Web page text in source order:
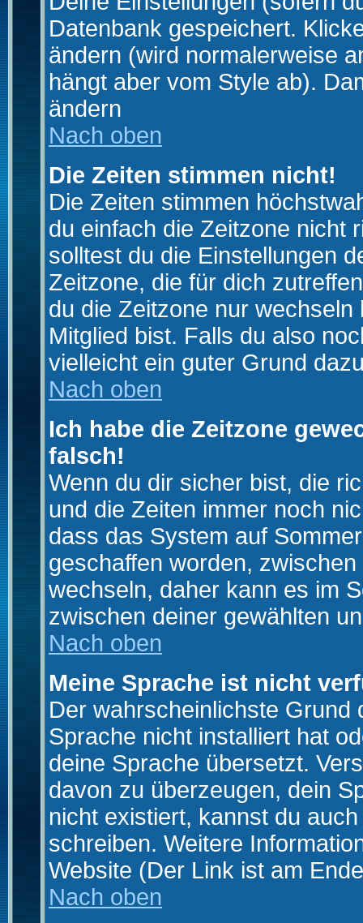
Datenbank gespeichert.
ändern (wird normalerweise
hängt aber vom Style ab).
ändern
Nach oben
Die Zeiten stimmen nicht!
Die Zeiten stimmen
du einfach die Zeitzone nicht
solltest du die Einstellungen
Zeitzone, die für dich
du die Zeitzone nur
Mitglied bist. Falls du also
vielleicht ein guter Grund
Nach oben
Ich habe die Zeitzone
falsch!
Wenn du dir sicher bist, die
und die Zeiten immer noch
dass das System auf
geschaffen worden,
wechseln, daher kann es im
zwischen deiner gewählten
Nach oben
Meine Sprache ist nicht
Der wahrscheinlichste Grund
Sprache nicht installiert hat
deine Sprache übersetzt.
davon zu überzeugen, dein
nicht existiert, kannst du
schreiben. Weitere
Website (Der Link ist am
Nach oben